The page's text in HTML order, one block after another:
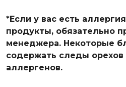
*Если у вас есть
продукты, обязательно
менеджера. Некоторые
содержать следы орехов
аллергенов.